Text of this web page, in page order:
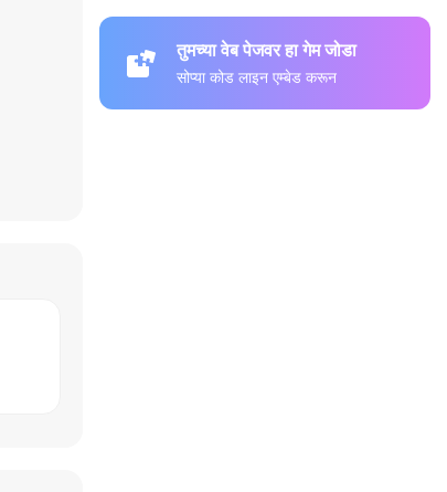
तुमच्या वेब पेजवर हा गेम जोडा
सोप्या कोड लाइन एम्बेड करून